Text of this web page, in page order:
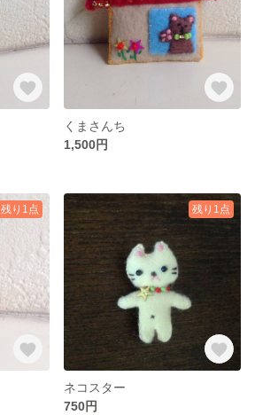
くまさんち
1,500円
残り1点 残り1点
ネコスター
750円